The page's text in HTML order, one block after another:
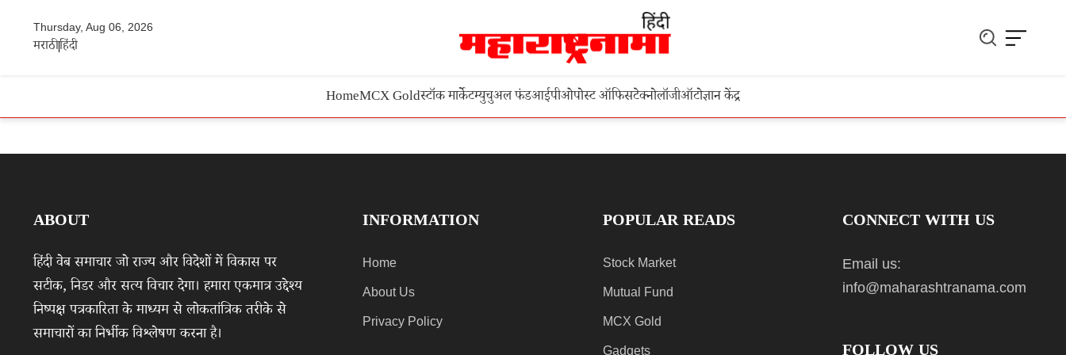
Thursday, Aug 06, 2026
मराठीहिंदी
HomeMCX Goldस्टॉक मार्केटम्युचुअल फंडआईपीओपोस्ट ऑफिसटेक्नोलॉजीऑटोज्ञान केंद्र
ABOUT
हिंदी वेब समाचार जो राज्य और विदेशों में विकास पर
सटीक, निडर और सत्य विचार देगा। हमारा एकमात्र उद्देश्य
निष्पक्ष पत्रकारिता के माध्यम से लोकतांत्रिक तरीके से
समाचारों का निर्भीक विश्लेषण करना है।
INFORMATION
Home
About Us
Privacy Policy
POPULAR READS
Stock Market
Mutual Fund
MCX Gold
Gadgets
CONNECT WITH US
Email us:
info@maharashtranama.com